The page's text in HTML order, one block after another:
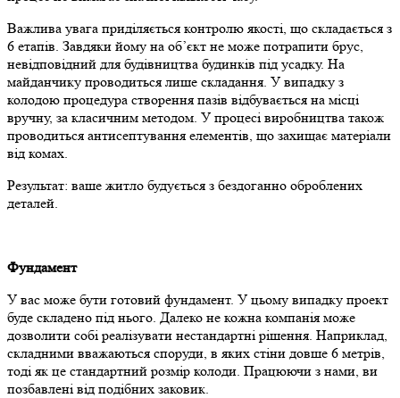
Важлива увага приділяється контролю якості, що складається з
6 етапів. Завдяки йому на об’єкт не може потрапити брус,
невідповідний для будівництва будинків під усадку. На
майданчику проводиться лише складання. У випадку з
колодою процедура створення пазів відбувається на місці
вручну, за класичним методом. У процесі виробництва також
проводиться антисептування елементів, що захищає матеріали
від комах.
Результат: ваше житло будується з бездоганно оброблених
деталей.
Фундамент
У вас може бути готовий фундамент. У цьому випадку проект
буде складено під нього. Далеко не кожна компанія може
дозволити собі реалізувати нестандартні рішення. Наприклад,
складними вважаються споруди, в яких стіни довше 6 метрів,
тоді як це стандартний розмір колоди. Працюючи з нами, ви
позбавлені від подібних заковик.